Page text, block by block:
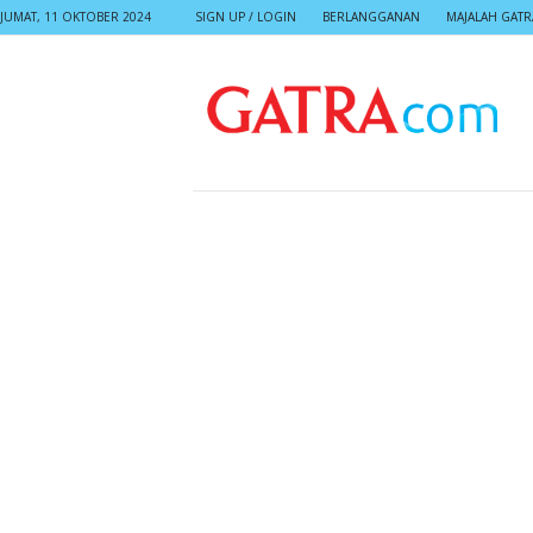
JUMAT, 11 OKTOBER 2024 SIGN UP / LOGIN BERLANGGANAN MAJALAH